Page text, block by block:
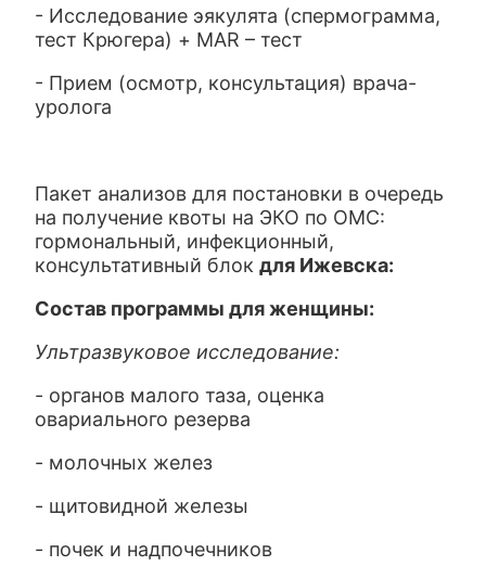
- Исследование эякулята (спермограмма,
тест Крюгера) + MAR – тест
- Прием (осмотр, консультация) врача-
уролога
Пакет анализов для постановки в очередь
на получение квоты на ЭКО по ОМС:
гормональный, инфекционный,
консультативный блокдля Ижевска:
Состав программы для женщины:
Ультразвуковое исследование:
- органов малого таза, оценка
овариального резерва
- молочных желез
- щитовидной железы
- почек и надпочечников